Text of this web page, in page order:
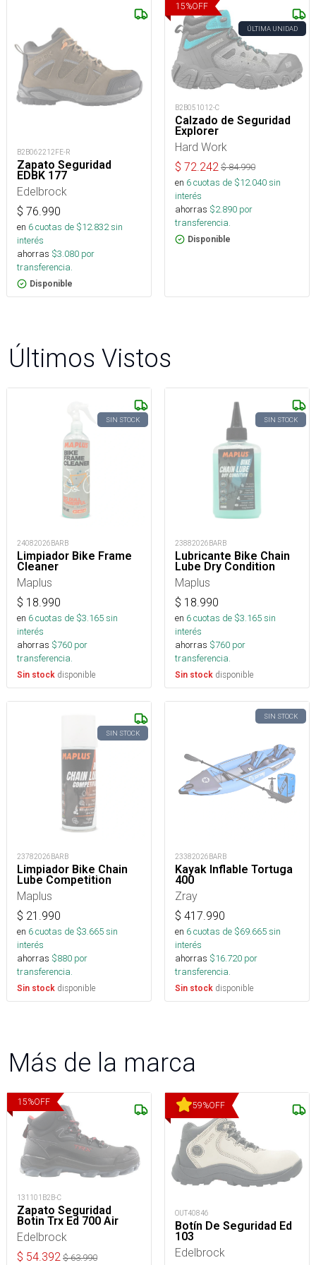
B2B062212FE-R
Zapato Seguridad
EDBK 177
Edelbrock
$ 76.990
en 6cuotas de $12.832sin
interés
ahorras $3.080 por
transferencia.
Disponible
15%OFF
ÚLTIMA UNIDAD
B2B051012-C
Calzado de Seguridad
Explorer
Hard Work
$ 72.242 $84.990
en 6cuotas de $12.040sin
interés
ahorras $2.890 por
transferencia.
Disponible
Últimos Vistos
SIN STOCK
24082026BARB
Limpiador Bike Frame
Cleaner
Maplus
$ 18.990
en 6cuotas de $3.165sin
interés
ahorras $760 por
transferencia.
Sin stock disponible
SIN STOCK
23882026BARB
Lubricante Bike Chain
Lube Dry Condition
Maplus
$ 18.990
en 6cuotas de $3.165sin
interés
ahorras $760 por
transferencia.
Sin stock disponible
SIN STOCK
23782026BARB
Limpiador Bike Chain
Lube Competition
Maplus
$ 21.990
en 6cuotas de $3.665sin
interés
ahorras $880 por
transferencia.
Sin stock disponible
SIN STOCK
23382026BARB
Kayak Inflable Tortuga
400
Zray
$ 417.990
en 6cuotas de $69.665sin
interés
ahorras $16.720 por
transferencia.
Sin stock disponible
Más de la marca
15%OFF
131101B2B-C
Zapato Seguridad
Botin Trx Ed 700 Air
Edelbrock
$ 54.392 $63.990
59%OFF
OUT40846
Botín De Seguridad Ed
103
Edelbrock